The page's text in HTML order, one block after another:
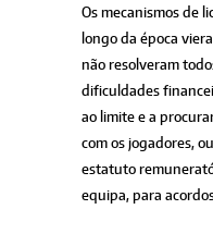
Os mecanismos de
longo da época
não resolveram
dificuldades
ao limite e a
com os jogadores,
estatuto
equipa, para